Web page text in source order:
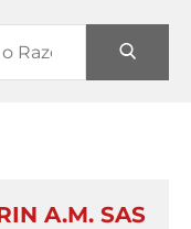
A.M. SAS